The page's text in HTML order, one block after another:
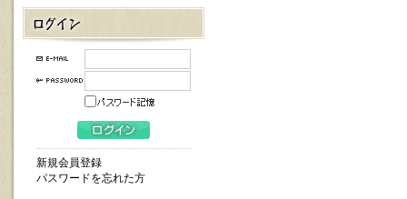
新規会員登録
パスワードを忘れた方